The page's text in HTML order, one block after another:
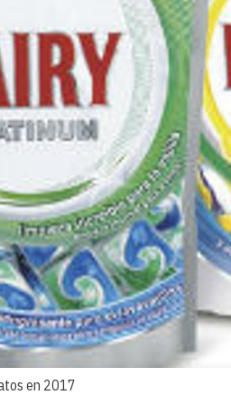
en 2017